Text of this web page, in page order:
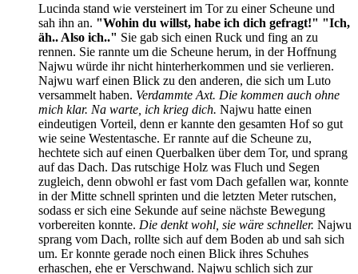
Lucinda stand wie versteinert im Tor zu einer Scheune und
sah ihn an. "Wohin du willst, habe ich dich gefragt!" "Ich,
äh.. Also ich.." Sie gab sich einen Ruck und fing an zu
rennen. Sie rannte um die Scheune herum, in der Hoffnung
Najwu würde ihr nicht hinterherkommen und sie verlieren.
Najwu warf einen Blick zu den anderen, die sich um Luto
versammelt haben. Verdammte Axt. Die kommen auch ohne
mich klar. Na warte, ich krieg dich. Najwu hatte einen
eindeutigen Vorteil, denn er kannte den gesamten Hof so gut
wie seine Westentasche. Er rannte auf die Scheune zu,
hechtete sich auf einen Querbalken über dem Tor, und sprang
auf das Dach. Das rutschige Holz was Fluch und Segen
zugleich, denn obwohl er fast vom Dach gefallen war, konnte
in der Mitte schnell sprinten und die letzten Meter rutschen,
sodass er sich eine Sekunde auf seine nächste Bewegung
vorbereiten konnte. Die denkt wohl, sie wäre schneller. Najwu
sprang vom Dach, rollte sich auf dem Boden ab und sah sich
um. Er konnte gerade noch einen Blick ihres Schuhes
erhaschen, ehe er Verschwand. Najwu schlich sich zur